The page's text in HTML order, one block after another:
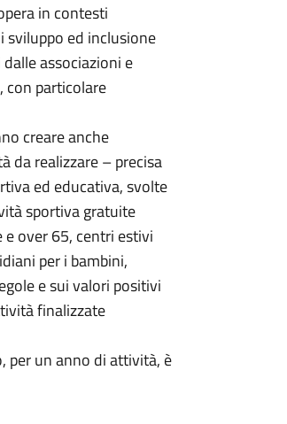
in contesti
ed inclusione
associazioni e
con particolare
creare anche
da realizzare – precisa
ed educativa, svolte
sportiva gratuite
over 65, centri estivi
per i bambini,
e sui valori positivi
finalizzate
per un anno di attività, è